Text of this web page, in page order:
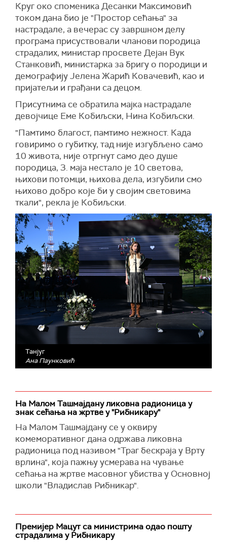
Круг око споменика Десанки Максимовић
током дана био је "Простор сећања" за
настрадале, а вечерас су завршном делу
програма присуствовали чланови породица
страдалих, министар просвете Дејан Вук
Станковић, министарка за бригу о породици и
демографију Јелена Жарић Ковачевић, као и
пријатељи и грађани са децом.
Присутнима се обратила мајка настрадале
девојчице Еме Кобиљски, Нина Кобиљски.
"Памтимо благост, памтимо нежност. Када
говиримо о губитку, тад није изгубљено само
10 живота, није отргнут само део душе
породица, 3. маја нестало је 10 светова,
њихови потомци, њихова дела, изгубили смо
њихово добро које би у својим световима
ткали", рекла је Кобиљски.
Танјуг
Ана Паунковић
На Малом Ташмајдану ликовна радионица у
знак сећања на жртве у "Рибникару"
На Малом Ташмајдану се у оквиру
комеморативног дана одржава ликовна
радионица под називом "Траг бескраја у Врту
врлина", која пажњу усмерава на чување
сећања на жртве масовног убиства у Основној
школи "Владислав Рибникар".
Премијер Мацут са министрима одао пошту
страдалима у Рибникару